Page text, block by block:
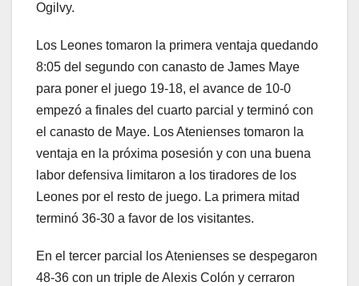
Ogilvy.
Los Leones tomaron la primera ventaja quedando
8:05 del segundo con canasto de James Maye
para poner el juego 19-18, el avance de 10-0
empezó a finales del cuarto parcial y terminó con
el canasto de Maye. Los Atenienses tomaron la
ventaja en la próxima posesión y con una buena
labor defensiva limitaron a los tiradores de los
Leones por el resto de juego. La primera mitad
terminó 36-30 a favor de los visitantes.
En el tercer parcial los Atenienses se despegaron
48-36 con un triple de Alexis Colón y cerraron